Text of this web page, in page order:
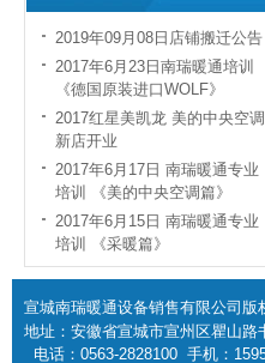
2019年09月08日店铺搬迁公告
2017年6月23日南瑞暖通培训
《德国原装进口WOLF》
2017红星美凯龙 美的中央空调
新店开业
2017年6月17日 南瑞暖通专业
培训 《美的中央空调篇》
2017年6月15日 南瑞暖通专业
培训 《采暖篇》
宣城南瑞暖通设备销售有限公司版
地址：安徽省宣城市宣州区瞿山
电话：0563-2828100 手机：